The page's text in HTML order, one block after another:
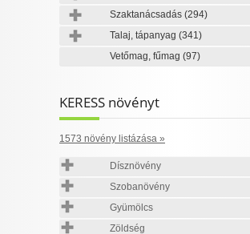
Szaktanácsadás (294)
Talaj, tápanyag (341)
Vetőmag, fűmag (97)
KERESS növényt
1573 növény listázása »
Dísznövény
Szobanövény
Gyümölcs
Zöldség